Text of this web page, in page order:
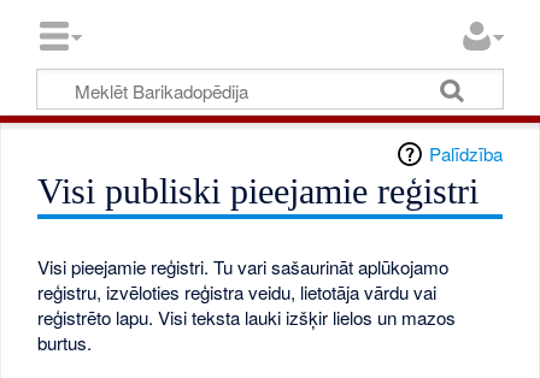
Palīdzība
Visi publiski pieejamie reģistri
Visi pieejamie reģistri. Tu vari sašaurināt aplūkojamo
reģistru, izvēloties reģistra veidu, lietotāja vārdu vai
reģistrēto lapu. Visi teksta lauki izšķir lielos un mazos
burtus.